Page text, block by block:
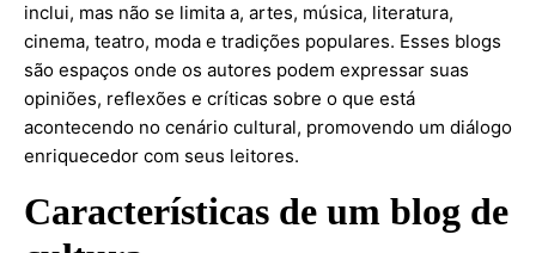
inclui, mas não se limita a, artes, música, literatura,
cinema, teatro, moda e tradições populares. Esses blogs
são espaços onde os autores podem expressar suas
opiniões, reflexões e críticas sobre o que está
acontecendo no cenário cultural, promovendo um diálogo
enriquecedor com seus leitores.
Características de um blog de